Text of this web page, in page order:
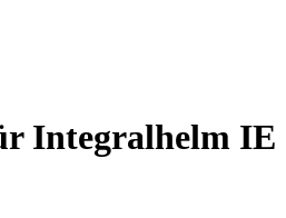
Integralhelm IE